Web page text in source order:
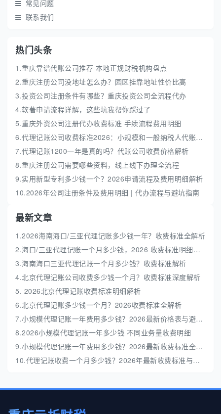
常见问题
联系我们
热门头条
1.重庆靠谱代账公司推荐 本地正规财税机构盘点
2.重庆注册公司没地址怎么办？园区挂靠地址性价比高
3.投资公司注册条件有哪些？重庆投资公司全流程代办
4.软著申请流程详解，这些坑我帮你踩过了
5.重庆外资公司注册代办收费标准 手续流程费用明细
6.代理记账公司收费标准2026：小规模和一般纳税人代账费解析
7.代理记账1200一年是真的吗？代账公司收费价格解析
8.重庆注册公司需要哪些资料，线上线下办理全流程
9.实用新型专利多少钱一个？2026申请流程及费用明细解析
10.2026年公司注册条件及费用明细 | 代办流程与避坑指南
最新文章
1.2026海南海口/三亚代理记账多少钱一年？收费标准全解析
2.海口/三亚代理记账一个月多少钱，2026 收费标准明细解析
3.海南海口三亚代理记账一个月多少钱？收费标准解析
4.北京代理记账公司收费多少钱一个月？收费标准深度解析
5. 2026北京代理记账收费标准明细解析
6.北京代理记账多少钱一个月？2026收费标准全解析
7.小规模代理记账一年费用多少钱？2026最新价格表与避坑指南
8.2026小规模代理记账一年多少钱 不同业务量收费明细
9.小规模代理记账一年费用多少钱？2026最新收费标准全解析
10.代理记账收费一个月多少钱？2026年最新收费标准与避坑指南